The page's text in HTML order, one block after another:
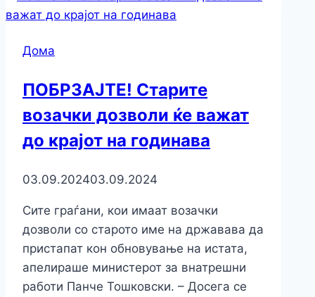
Дома
ПОБРЗАЈТЕ! Старите
возачки дозволи ќе важат
до крајот на годинава
03.09.202403.09.2024
Сите граѓани, кои имаат возачки
дозволи со старото име на државава да
пристапат кон обновување на истата,
апелираше министерот за внатрешни
работи Панче Тошковски. – Досега се